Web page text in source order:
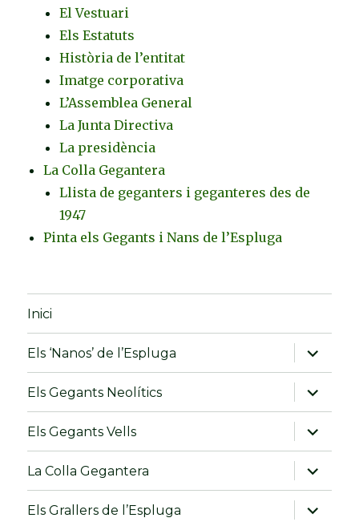
El Vestuari
Els Estatuts
Història de l’entitat
Imatge corporativa
L’Assemblea General
La Junta Directiva
La presidència
La Colla Gegantera
Llista de geganters i geganteres des de
1947
Pinta els Gegants i Nans de l’Espluga
Inici
Els ‘Nanos’ de l’Espluga
amplia
el
menú
fill
Els Gegants Neolítics
amplia
el
menú
fill
Els Gegants Vells
amplia
el
menú
fill
La Colla Gegantera
amplia
el
menú
fill
Els Grallers de l’Espluga
amplia